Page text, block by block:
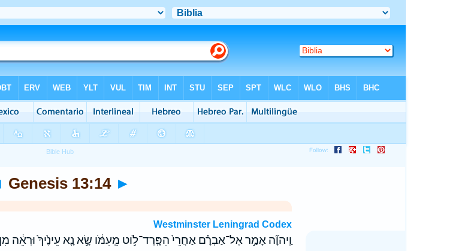
Genesis 13:14 ►
Westminster Leningrad Codex
וַֽיהוָ֞ה אָמַ֣ר אֶל־אַבְרָ֗ם אַחֲרֵי֙ הִפָּֽרֶד־לֹ֣וט מֵֽעִמֹּ֔ו שָׂ֣א נָ֤א עֵינֶ֙יךָ֙ וּרְאֵ֔ה